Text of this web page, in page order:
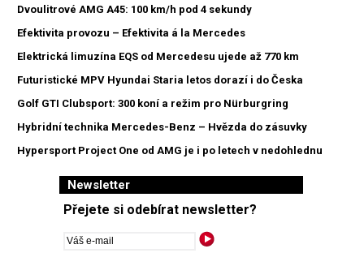
Dvoulitrové AMG A45: 100 km/h pod 4 sekundy
Efektivita provozu – Efektivita á la Mercedes
Elektrická limuzína EQS od Mercedesu ujede až 770 km
Futuristické MPV Hyundai Staria letos dorazí i do Česka
Golf GTI Clubsport: 300 koní a režim pro Nürburgring
Hybridní technika Mercedes-Benz – Hvězda do zásuvky
Hypersport Project One od AMG je i po letech v nedohlednu
Newsletter
Přejete si odebírat newsletter?